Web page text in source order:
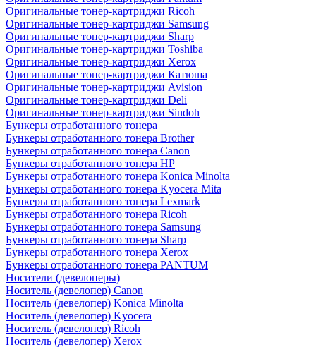
Оригинальные тонер-картриджи Ricoh
Оригинальные тонер-картриджи Samsung
Оригинальные тонер-картриджи Sharp
Оригинальные тонер-картриджи Toshiba
Оригинальные тонер-картриджи Xerox
Оригинальные тонер-картриджи Катюша
Оригинальные тонер-картриджи Avision
Оригинальные тонер-картриджи Deli
Оригинальные тонер-картриджи Sindoh
Бункеры отработанного тонера
Бункеры отработанного тонера Brother
Бункеры отработанного тонера Canon
Бункеры отработанного тонера HP
Бункеры отработанного тонера Konica Minolta
Бункеры отработанного тонера Kyocera Mita
Бункеры отработанного тонера Lexmark
Бункеры отработанного тонера Ricoh
Бункеры отработанного тонера Samsung
Бункеры отработанного тонера Sharp
Бункеры отработанного тонера Xerox
Бункеры отработанного тонера PANTUM
Носители (девелоперы)
Носитель (девелопер) Canon
Носитель (девелопер) Konica Minolta
Носитель (девелопер) Kyocera
Носитель (девелопер) Ricoh
Носитель (девелопер) Xerox